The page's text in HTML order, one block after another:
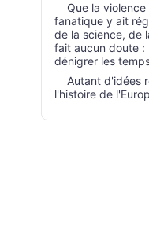
Que la
fanatique y ait
de la science, de
fait aucun doute :
dénigrer les
Autant d'idées
l'histoire de